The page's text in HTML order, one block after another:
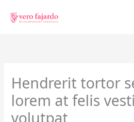
Hendrerit tortor
lorem at felis
volutpat